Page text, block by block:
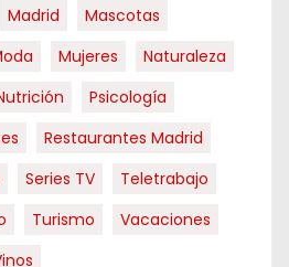
Madrid
Mascotas
Mujeres
Naturaleza
Psicología
Restaurantes Madrid
Series TV
Teletrabajo
Turismo
Vacaciones